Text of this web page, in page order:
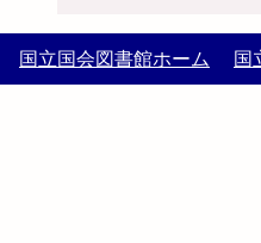
国立国会図書館ホーム 国